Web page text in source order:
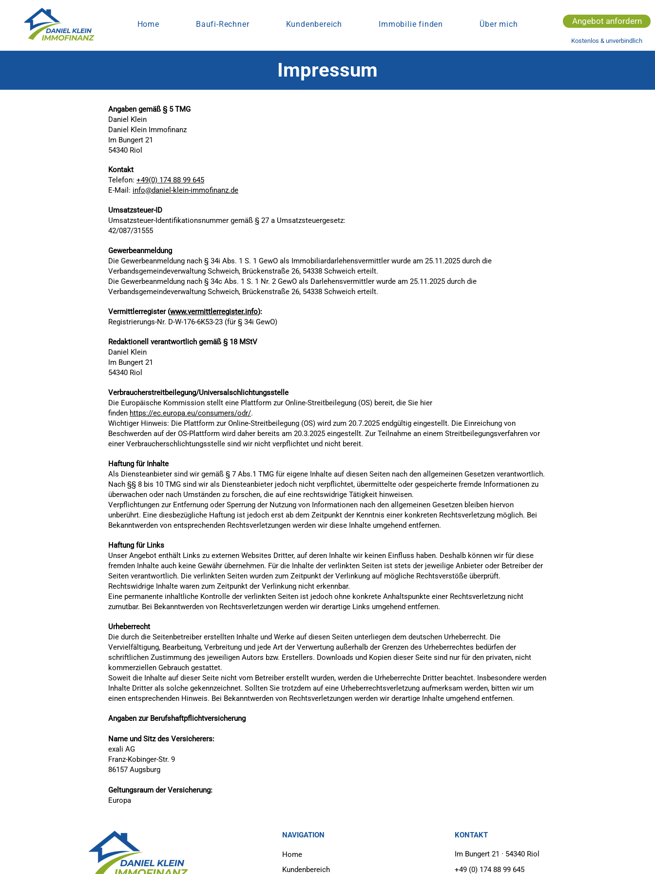
Home Baufi-Rechner Kundenbereich Immobilie finden Über mich Angebot anfordern
Kostenlos & unverbindlich
Impressum
Angaben gemäß § 5 TMG
Daniel Klein
Daniel Klein Immofinanz
Im Bungert 21
54340 Riol
Kontakt
Telefon: +49(0) 174 88 99 645
E-Mail: info@daniel-klein-immofinanz.de
Umsatzsteuer-ID
Umsatzsteuer-Identifikationsnummer gemäß § 27 a Umsatzsteuergesetz:
​42/087/31555
Gewerbeanmeldung
Die Gewerbeanmeldung nach § 34i Abs. 1 S. 1 GewO als Immobiliardarlehensvermittler wurde am 25.11.2025 durch die
Verbandsgemeindeverwaltung Schweich, Brückenstraße 26, 54338 Schweich erteilt.
Die Gewerbeanmeldung nach § 34c Abs. 1 S. 1 Nr. 2 GewO als Darlehensvermittler wurde am 25.11.2025 durch die
Verbandsgemeindeverwaltung Schweich, Brückenstraße 26, 54338 Schweich erteilt.
Vermittlerregister (www.vermittlerregister.info):
Registrierungs-Nr. D-W-176-6K53-23 (für § 34i GewO)
Redaktionell verantwortlich gemäß § 18 MStV
Daniel Klein
Im Bungert 21
54340 Riol
Verbraucherstreitbeilegung/Universalschlichtungsstelle
Die Europäische Kommission stellt eine Plattform zur Online-Streitbeilegung (OS) bereit, die Sie hier
finden https://ec.europa.eu/consumers/odr/.
Wichtiger Hinweis: Die Plattform zur Online-Streitbeilegung (OS) wird zum 20.7.2025 endgültig eingestellt. Die Einreichung von
Beschwerden auf der OS-Plattform wird daher bereits am 20.3.2025 eingestellt. Zur Teilnahme an einem Streitbeilegungsverfahren vor
einer Verbraucherschlichtungsstelle sind wir nicht verpflichtet und nicht bereit.
Haftung für Inhalte
Als Diensteanbieter sind wir gemäß § 7 Abs.1 TMG für eigene Inhalte auf diesen Seiten nach den allgemeinen Gesetzen verantwortlich.
Nach §§ 8 bis 10 TMG sind wir als Diensteanbieter jedoch nicht verpflichtet, übermittelte oder gespeicherte fremde Informationen zu
überwachen oder nach Umständen zu forschen, die auf eine rechtswidrige Tätigkeit hinweisen.
Verpflichtungen zur Entfernung oder Sperrung der Nutzung von Informationen nach den allgemeinen Gesetzen bleiben hiervon
unberührt. Eine diesbezügliche Haftung ist jedoch erst ab dem Zeitpunkt der Kenntnis einer konkreten Rechtsverletzung möglich. Bei
Bekanntwerden von entsprechenden Rechtsverletzungen werden wir diese Inhalte umgehend entfernen.
Haftung für Links
Unser Angebot enthält Links zu externen Websites Dritter, auf deren Inhalte wir keinen Einfluss haben. Deshalb können wir für diese
fremden Inhalte auch keine Gewähr übernehmen. Für die Inhalte der verlinkten Seiten ist stets der jeweilige Anbieter oder Betreiber der
Seiten verantwortlich. Die verlinkten Seiten wurden zum Zeitpunkt der Verlinkung auf mögliche Rechtsverstöße überprüft.
Rechtswidrige Inhalte waren zum Zeitpunkt der Verlinkung nicht erkennbar.
Eine permanente inhaltliche Kontrolle der verlinkten Seiten ist jedoch ohne konkrete Anhaltspunkte einer Rechtsverletzung nicht
zumutbar. Bei Bekanntwerden von Rechtsverletzungen werden wir derartige Links umgehend entfernen.
Urheberrecht
Die durch die Seitenbetreiber erstellten Inhalte und Werke auf diesen Seiten unterliegen dem deutschen Urheberrecht. Die
Vervielfältigung, Bearbeitung, Verbreitung und jede Art der Verwertung außerhalb der Grenzen des Urheberrechtes bedürfen der
schriftlichen Zustimmung des jeweiligen Autors bzw. Erstellers. Downloads und Kopien dieser Seite sind nur für den privaten, nicht
kommerziellen Gebrauch gestattet.
Soweit die Inhalte auf dieser Seite nicht vom Betreiber erstellt wurden, werden die Urheberrechte Dritter beachtet. Insbesondere werden
Inhalte Dritter als solche gekennzeichnet. Sollten Sie trotzdem auf eine Urheberrechtsverletzung aufmerksam werden, bitten wir um
einen entsprechenden Hinweis. Bei Bekanntwerden von Rechtsverletzungen werden wir derartige Inhalte umgehend entfernen.
Angaben zur Berufshaftpflichtversicherung
Name und Sitz des Versicherers:
exali AG
Franz-Kobinger-Str. 9
86157 Augsburg
Geltungsraum der Versicherung:
Europa
NAVIGATION
Home
Kundenbereich
KONTAKT
Im Bungert 21 · 54340 Riol
+49 (0) 174 88 99 645